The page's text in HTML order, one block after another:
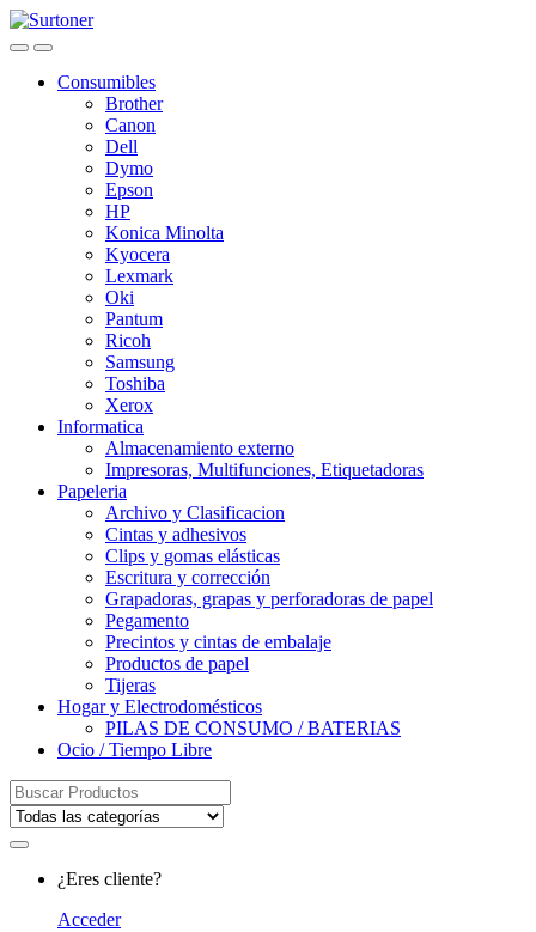
Skip
to
Skip
to
Consumibles
Brother
Canon
Dell
Dymo
Epson
HP
Konica Minolta
Kyocera
Lexmark
Oki
Pantum
Ricoh
Samsung
Toshiba
Xerox
Informatica
Almacenamiento externo
Impresoras, Multifunciones, Etiquetadoras
Papeleria
Archivo y Clasificacion
Cintas y adhesivos
Clips y gomas elásticas
Escritura y corrección
Grapadoras, grapas y perforadoras de papel
Pegamento
Precintos y cintas de embalaje
Productos de papel
Tijeras
Hogar y Electrodomésticos
PILAS DE CONSUMO / BATERIAS
Ocio / Tiempo Libre
Search
for:
¿Eres cliente?
Acceder